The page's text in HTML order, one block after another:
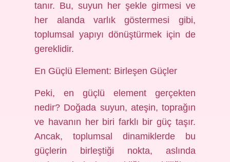
tanır. Bu, suyun her şekle girmesi ve
her alanda varlık göstermesi gibi,
toplumsal yapıyı dönüştürmek için de
gereklidir.
En Güçlü Element: Birleşen Güçler
Peki, en güçlü element gerçekten
nedir? Doğada suyun, ateşin, toprağın
ve havanın her biri farklı bir güç taşır.
Ancak, toplumsal dinamiklerde bu
güçlerin birleştiği nokta, aslında